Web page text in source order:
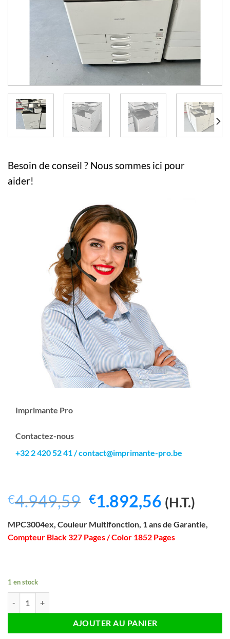
Besoin de conseil ? Nous sommes ici pour
aider!
Imprimante Pro
Contactez-nous
+32 2 420 52 41/contact@imprimante-pro.be
€4.949,59 Le
prix
initial
€1.892,56Le
prix
actuel
(H.T.)
MPC3004ex, Couleur Multifonction, 1 ans de Garantie,
Compteur Black 327 Pages / Color 1852 Pages
1 en stock
AJOUTER AU PANIER